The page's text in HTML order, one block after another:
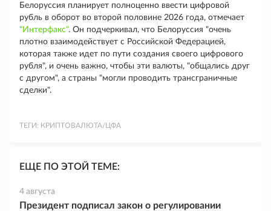
Белоруссия планирует полноценно ввести цифровой
рубль в оборот во второй половине 2026 года, отмечает
"Интерфакс". Он подчеркивал, что Белоруссия "очень
плотно взаимодействует с Российской Федерацией,
которая также идет по пути создания своего цифрового
рубля", и очень важно, чтобы эти валюты, "общались друг
с другом", а страны "могли проводить трансграничные
сделки".
ТЕГИ: КРИПТОВАЛЮТА/ЦФА
ЕЩЕ ПО ЭТОЙ ТЕМЕ:
4 августа
Президент подписал закон о регулировании